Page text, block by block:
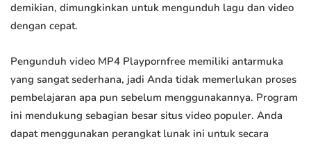
demikian, dimungkinkan untuk mengunduh lagu dan video
dengan cepat.
Pengunduh video MP4 Playpornfree memiliki antarmuka
yang sangat sederhana, jadi Anda tidak memerlukan proses
pembelajaran apa pun sebelum menggunakannya. Program
ini mendukung sebagian besar situs video populer. Anda
dapat menggunakan perangkat lunak ini untuk secara